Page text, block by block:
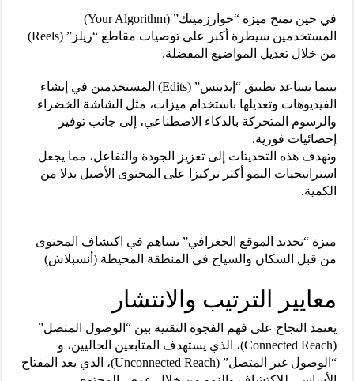
في حين تمنح ميزة “خوارزميتك” (Your Algorithm)
المستخدمين سيطرة أكبر على توصيات مقاطع “ريلز” (Reels)
من خلال تعديل المواضيع المفضلة.
بينما يساعد تطبيق “إيديتس” (Edits) المستخدمين في إنشاء
الفيديوهات وتعديلها باستخدام ميزات، مثل الشاشة الخضراء
والرسوم المتحركة بالذكاء الاصطناعي، إلى جانب توفير
إحصائيات فورية.
وتهدف هذه التحديثات إلى تعزيز الجودة والتفاعل، مما يجعل
استراتيجيات النمو أكثر تركيزا على المحتوى الأصيل بدلا من
الكمية.
ميزة “تحديد الموقع الجغرافي” تساهم في اكتشاف المحتوى
من قبل السكان والسياح في المنطقة المحيطة (أنسبلاش)
معايير الترتيب والانتشار
يعتمد النجاح على فهم الفجوة التقنية بين “الوصول المتصل”
(Connected Reach)، الذي يستهدف المتابعين الحاليين، و
“الوصول غير المتصل” (Unconnected Reach)، الذي يعد المفتاح